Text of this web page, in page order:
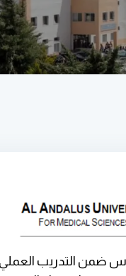
ضمن التدريب